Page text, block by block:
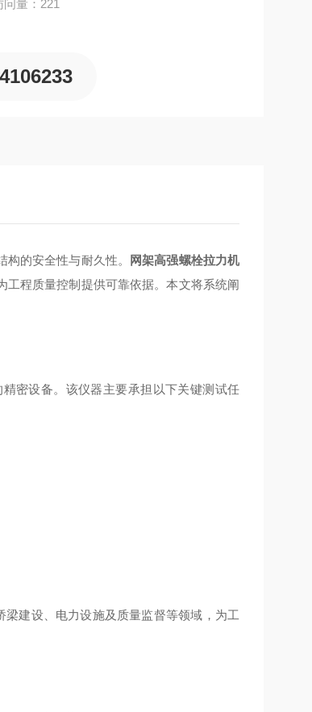
问量：221
的安全性与耐久性。
网架高强螺栓拉力机
程质量控制提供可靠依据。本文将系统阐
密设备。该仪器主要承担以下关键测试任
建设、电力设施及质量监督等领域，为工